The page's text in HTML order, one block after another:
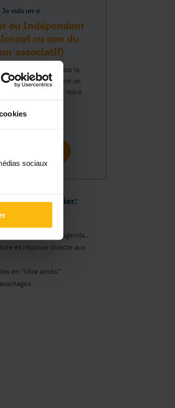
sociaux
Je suis un·e
ou Indépendant
ou non du
associatif)
ou avez un intérêt pour le
et souhaitez obtenir un
pour interagir sur notre
particulier:
annonces Emploi, Agenda...
et réponse directe aux
en "libre accès"